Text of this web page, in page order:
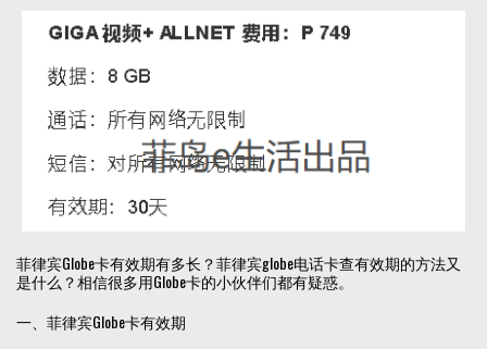
菲律宾Globe卡有效期有多长？菲律宾globe电话卡查有效期的方法又
是什么？相信很多用Globe卡的小伙伴们都有疑惑。
一、菲律宾Globe卡有效期